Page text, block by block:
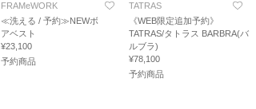
FRAMeWORK
≪洗える / 予約≫NEWボ
アベスト
¥23,100
予約商品
TATRAS
《WEB限定追加予約》
TATRAS/タトラス BARBRA(バ
ルブラ)
¥78,100
予約商品